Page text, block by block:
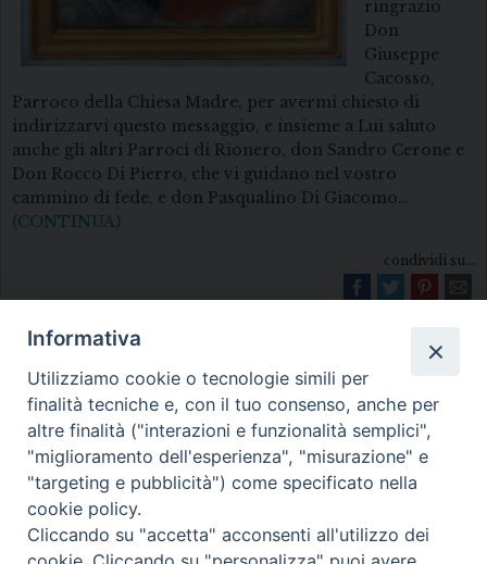
ringrazio
Don
Giuseppe
Cacosso,
Parroco della Chiesa Madre, per avermi chiesto di
indirizzarvi questo messaggio, e insieme a Lui saluto
anche gli altri Parroci di Rionero, don Sandro Cerone e
Don Rocco Di Pierro, che vi guidano nel vostro
cammino di fede, e don Pasqualino Di Giacomo…
(CONTINUA)
condividi su...
Diocesi di Melfi Rapolla Venosa
• Largo Duomo, 12 - 85025 MELFI (PZ) •
Tel. 0972238604
Informativa
Utilizziamo cookie o tecnologie simili per
finalità tecniche e, con il tuo consenso, anche per
altre finalità ("interazioni e funzionalità semplici",
"miglioramento dell'esperienza", "misurazione" e
"targeting e pubblicità") come specificato nella
cookie policy.
Cliccando su "accetta" acconsenti all'utilizzo dei